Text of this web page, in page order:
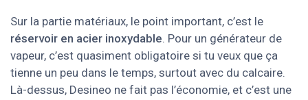
Sur la partie matériaux, le point important, c’est le
réservoir en acier inoxydable. Pour un générateur de
vapeur, c’est quasiment obligatoire si tu veux que ça
tienne un peu dans le temps, surtout avec du calcaire.
Là-dessus, Desineo ne fait pas l’économie, et c’est une